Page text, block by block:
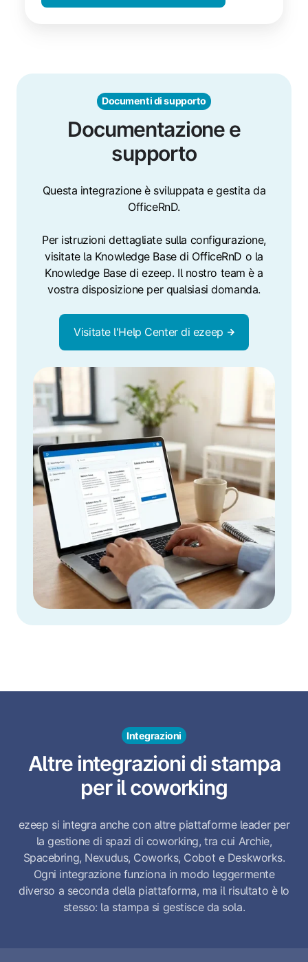
Documenti di supporto
Documentazione e
supporto
Questa integrazione è sviluppata e gestita da
OfficeRnD.
Per istruzioni dettagliate sulla configurazione,
visitate la Knowledge Base di OfficeRnD o la
Knowledge Base di ezeep. Il nostro team è a
vostra disposizione per qualsiasi domanda.
Visitate l'Help Center di ezeep
Integrazioni
Altre integrazioni di stampa
per il coworking
ezeep si integra anche con altre piattaforme leader per
la gestione di spazi di coworking, tra cui Archie,
Spacebring, Nexudus, Coworks, Cobot e Deskworks.
Ogni integrazione funziona in modo leggermente
diverso a seconda della piattaforma, ma il risultato è lo
stesso: la stampa si gestisce da sola.